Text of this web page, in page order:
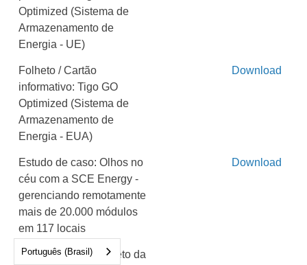
Optimized (Sistema de
Armazenamento de
Energia - UE)
Folheto / Cartão
informativo: Tigo GO
Optimized (Sistema de
Armazenamento de
Energia - EUA)
Download
Estudo de caso: Olhos no
céu com a SCE Energy -
gerenciando remotamente
mais de 20.000 módulos
em 117 locais
Download
Folheto / Flyer: Folheto da
Português (Brasil)